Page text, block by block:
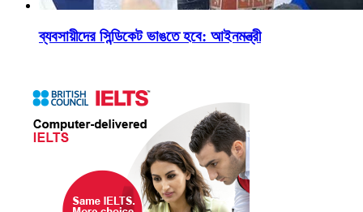
ব্যবসায়ীদের সিন্ডিকেট ভাঙতে হবে: আইনমন্ত্রী